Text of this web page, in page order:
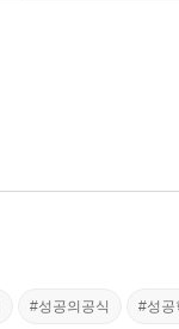
#성공의공식 #성공